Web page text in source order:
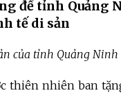
để tỉnh Quảng
tế di sản
của tỉnh Quảng Ninh
thiên nhiên ban